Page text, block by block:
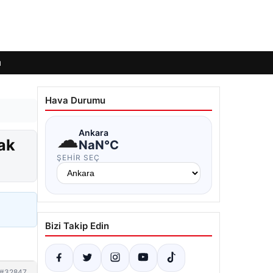
Hava Durumu
☁Ankara
NaN°C
ŞEHIR SEÇ
Bizi Takip Edin